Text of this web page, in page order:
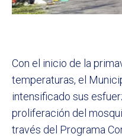
Con el inicio de la
temperaturas, el
intensificado sus
proliferación del
través del Programa